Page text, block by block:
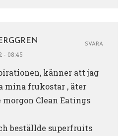
- 08:45
känner att jag
mina frukostar , äter
morgon Clean Eatings
beställde superfruits
SVARA